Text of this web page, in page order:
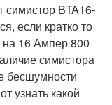
симистор BTA16-
если кратко то
16 Ампер 800
симистора
бесшумности
узнать какой